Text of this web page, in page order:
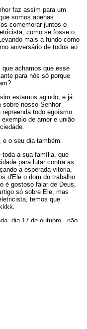
faz assim para um
somos apenas
comemorar juntos o
como se fosse o
mais a fundo como
aniversário de todos ao
achamos que esse
para nós só porque
estamos agindo, e já
sobre nosso Senhor
todo egoísmo
de amor e união
e o seu dia também.
toda a sua família, que
para lutar contra as
a esperada vitoria,
d'Ele o dom do trabalho
é gostoso falar de Deus,
só sobre Ele, mas
temos que
dia 17 de outubro , não